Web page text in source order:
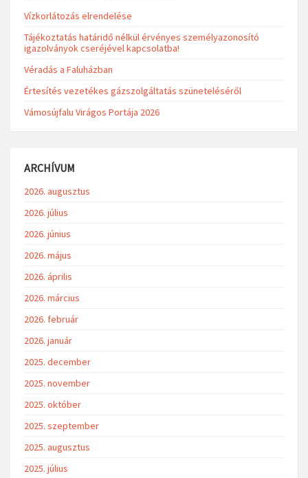
Vízkorlátozás elrendelése
Tájékoztatás határidő nélkül érvényes személyazonosító
igazolványok cseréjével kapcsolatba!
Véradás a Faluházban
Értesítés vezetékes gázszolgáltatás szüneteléséről
Vámosújfalu Virágos Portája 2026
ARCHÍVUM
2026. augusztus
2026. július
2026. június
2026. május
2026. április
2026. március
2026. február
2026. január
2025. december
2025. november
2025. október
2025. szeptember
2025. augusztus
2025. július